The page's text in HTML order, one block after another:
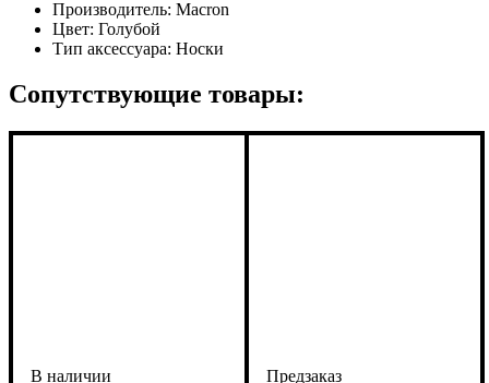
Производитель: Macron
Цвет: Голубой
Тип аксессуара: Носки
Сопутствующие товары: